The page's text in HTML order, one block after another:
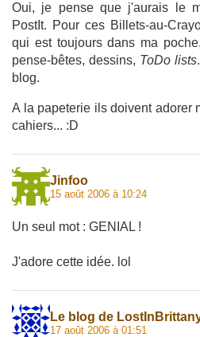
Oui, je pense que j'aurais le
PostIt. Pour ces Billets-au-
qui est toujours dans ma
pense-bêtes, dessins, ToDo lists
blog.
A la papeterie ils doivent adorer
cahiers... :D
Jinfoo
15 août 2006 à 10:24
Un seul mot : GENIAL !
J'adore cette idée. lol
Le blog de
17 août 2006 à 01:51